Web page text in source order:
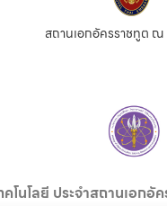
สถานเอกอัครราชทูต ณ
โนโลยี ประจำสถานเอ